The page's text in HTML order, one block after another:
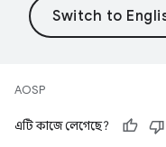
AOSP
এটি কাজে লেগেছে?